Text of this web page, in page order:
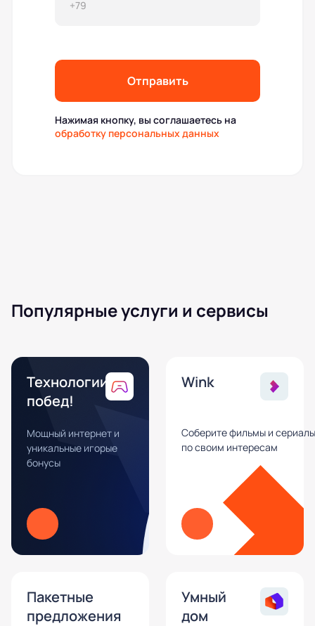
Отправить
Нажимая кнопку, вы соглашаетесь на
обработку персональных данных
Популярные услуги и сервисы
Технологии
побед!
Мощный интернет и
уникальные игорые
бонусы
Wink
Соберите фильмы и сериалы
по своим интересам
Пакетные
предложения
Умный
дом